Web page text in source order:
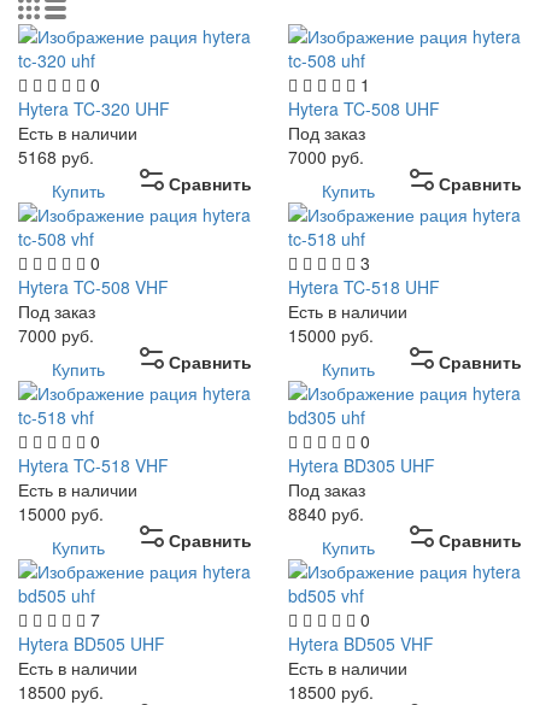
0
Hytera TC-320 UHF
Есть в наличии
5168 руб.
Сравнить
Купить
1
Hytera TC-508 UHF
Под заказ
7000 руб.
Сравнить
Купить
0
Hytera TC-508 VHF
Под заказ
7000 руб.
Сравнить
Купить
3
Hytera TC-518 UHF
Есть в наличии
15000 руб.
Сравнить
Купить
0
Hytera TC-518 VHF
Есть в наличии
15000 руб.
Сравнить
Купить
0
Hytera BD305 UHF
Под заказ
8840 руб.
Сравнить
Купить
7
Hytera BD505 UHF
Есть в наличии
18500 руб.
0
Hytera BD505 VHF
Есть в наличии
18500 руб.